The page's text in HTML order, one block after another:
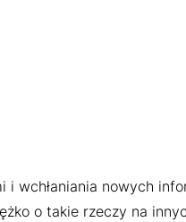
wchłaniania nowych
o takie rzeczy na